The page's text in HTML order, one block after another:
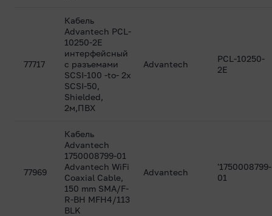
77717
Кабель
Advantech PCL-
10250-2E
интерфейсный
с разъемами
SCSI-100 -to- 2x
SCSI-50,
Shielded,
2м,ПВХ
Advantech
PCL-10250-
2E
77969
Кабель
Advantech
1750008799-01
Advantech WiFi
Coaxial Cable,
150 mm SMA/F-
R-BH MFH4/113
BLK
Advantech
'1750008799-
01